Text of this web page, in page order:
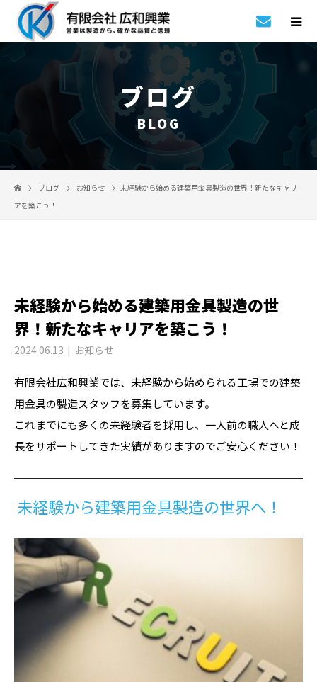
ブログ
BLOG
ブログ お知らせ
未経験から始める建築用金具製造の世界！新たなキャリ
アを築こう！
未経験から始める建築用金具製造の世
界！新たなキャリアを築こう！
2024.06.13 お知らせ
有限会社広和興業では、未経験から始められる工場での建築
用金具の製造スタッフを募集しています。
これまでにも多くの未経験者を採用し、一人前の職人へと成
長をサポートしてきた実績がありますのでご安心ください！
未経験から建築用金具製造の世界へ！